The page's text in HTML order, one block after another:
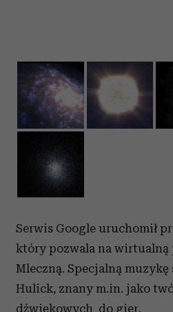
Serwis Google uruchomił
który pozwala na wirtualną
Mleczną. Specjalną muzykę
Hulick, znany m.in. jako
dźwiękowych do gier.